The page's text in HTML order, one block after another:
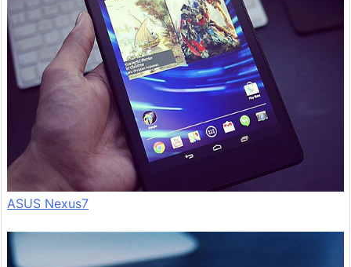
ASUS Nexus7